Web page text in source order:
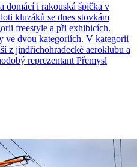
domácí i rakouská špička v
kluzáků se dnes stovkám
freestyle a při exhibicích.
ve dvou kategoriích. V kategorii
z jindřichohradecké aeroklubu a
reprezentant Přemysl